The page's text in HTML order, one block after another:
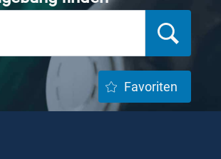
Favoriten